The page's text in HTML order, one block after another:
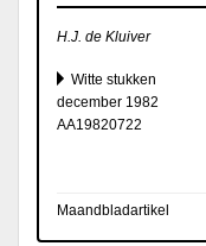
H.J. de Kluiver
Witte stukken
december 1982
AA19820722
Maandbladartikel